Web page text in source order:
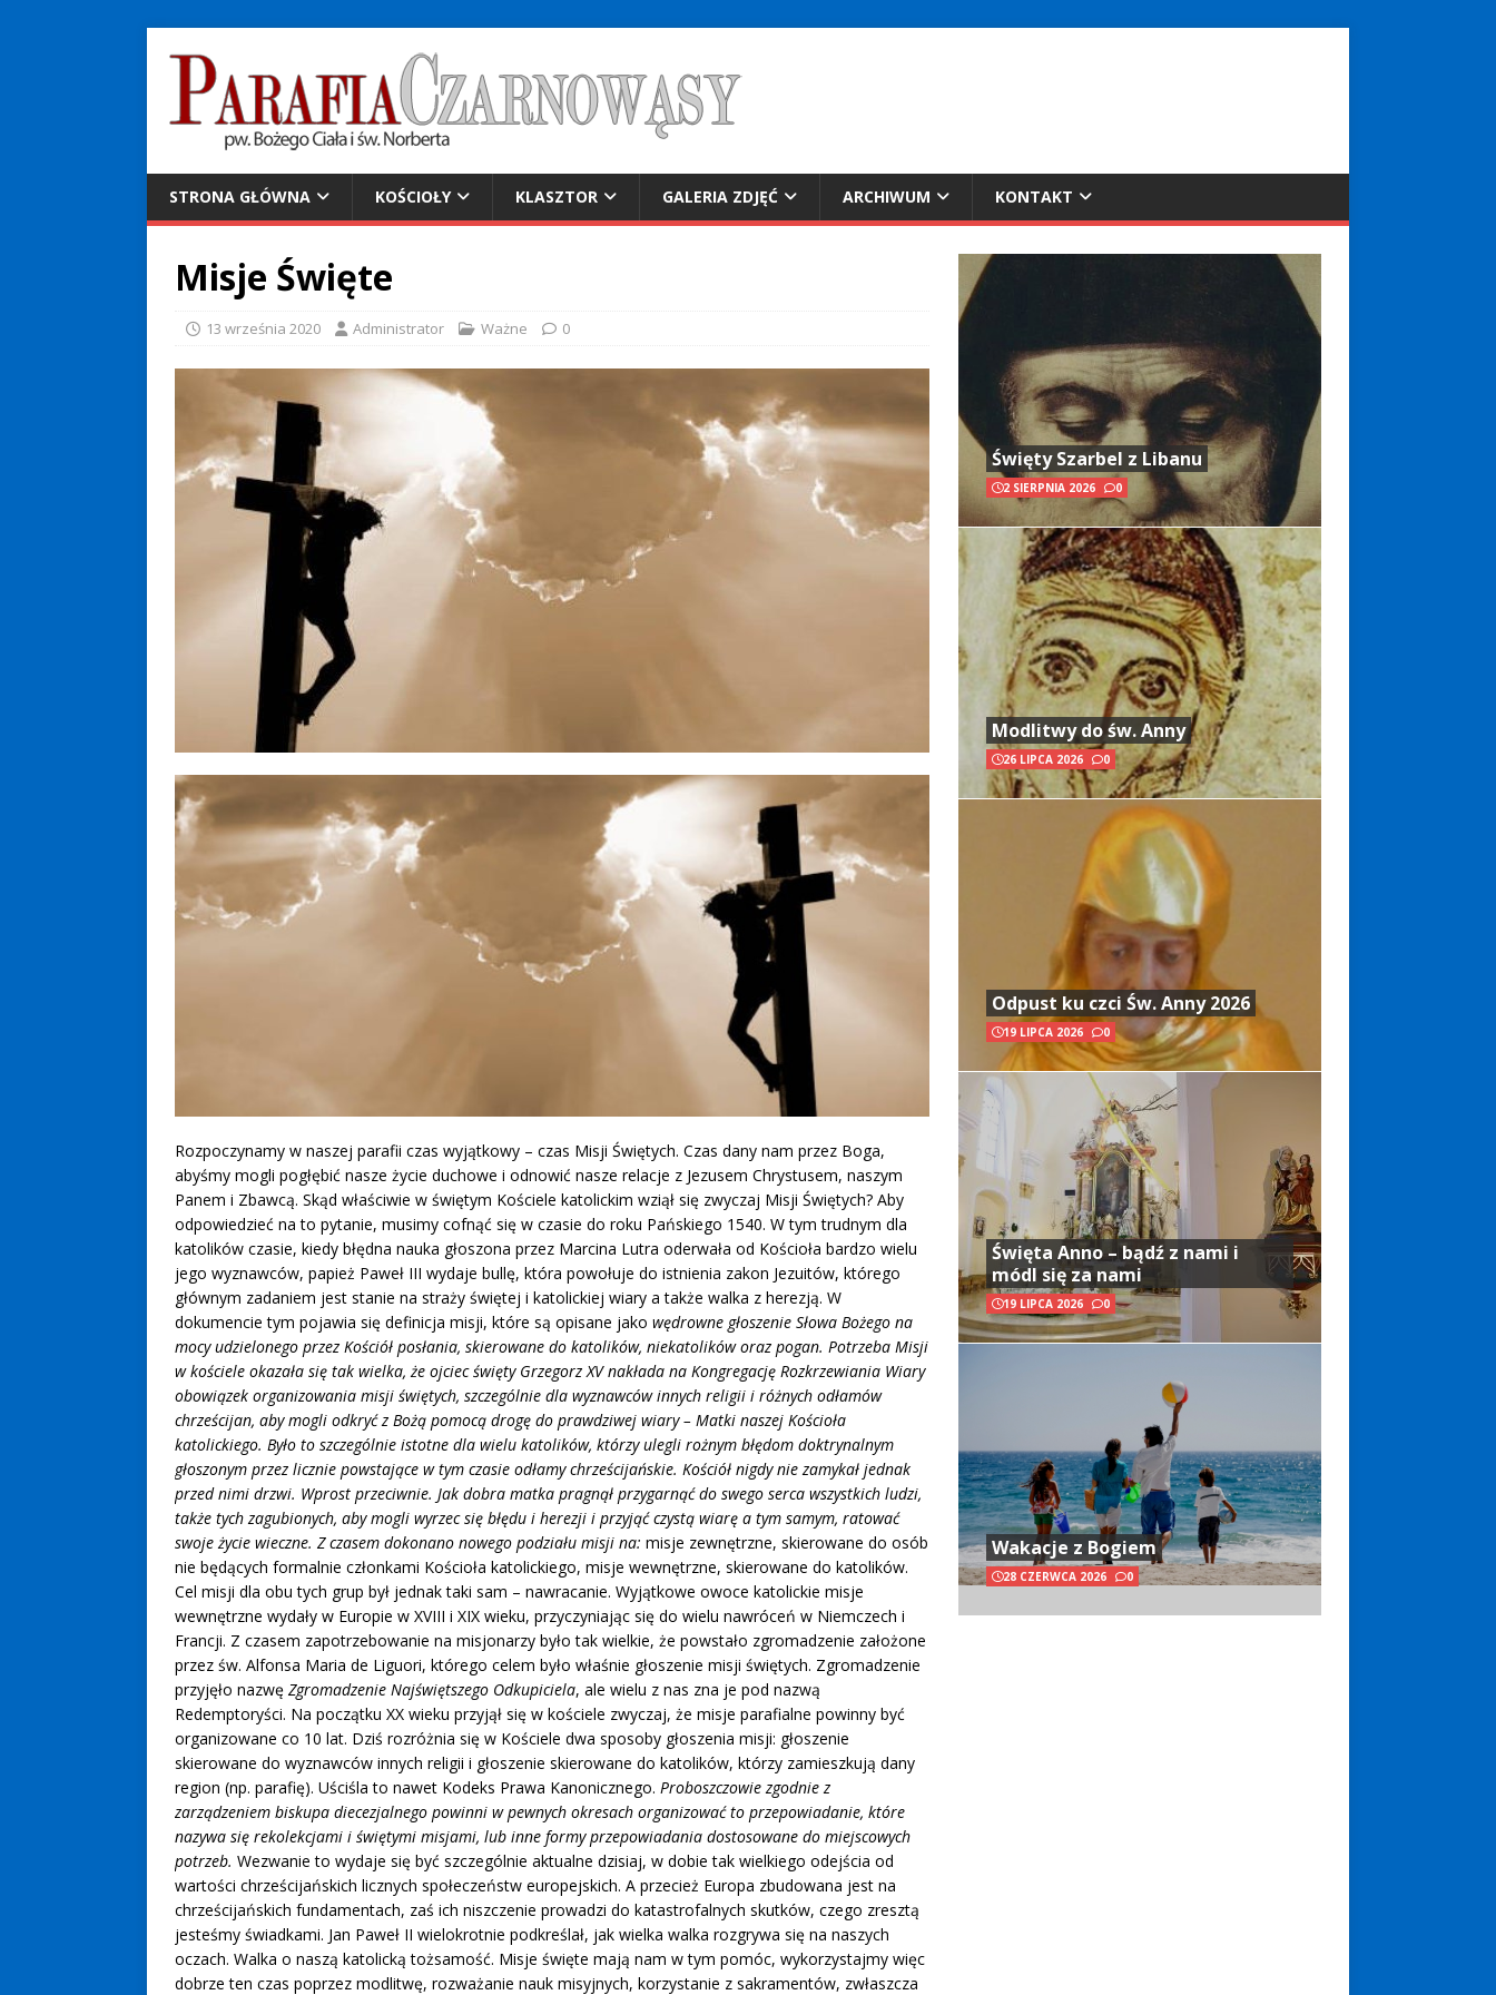
STRONA GŁÓWNA KOŚCIOŁY KLASZTOR GALERIA ZDJĘĆ ARCHIWUM KONTAKT
Misje Święte
13 września 2020 Administrator Ważne 0
Rozpoczynamy w naszej parafii czas wyjątkowy – czas Misji Świętych. Czas dany nam przez Boga,
abyśmy mogli pogłębić nasze życie duchowe i odnowić nasze relacje z Jezusem Chrystusem, naszym
Panem i Zbawcą. Skąd właściwie w świętym Kościele katolickim wziął się zwyczaj Misji Świętych? Aby
odpowiedzieć na to pytanie, musimy cofnąć się w czasie do roku Pańskiego 1540. W tym trudnym dla
katolików czasie, kiedy błędna nauka głoszona przez Marcina Lutra oderwała od Kościoła bardzo wielu
jego wyznawców, papież Paweł III wydaje bullę, która powołuje do istnienia zakon Jezuitów, którego
głównym zadaniem jest stanie na straży świętej i katolickiej wiary a także walka z herezją. W
dokumencie tym pojawia się definicja misji, które są opisane jako wędrowne głoszenie Słowa Bożego na
mocy udzielonego przez Kościół posłania, skierowane do katolików, niekatolików oraz pogan. Potrzeba Misji
w kościele okazała się tak wielka, że ojciec święty Grzegorz XV nakłada na Kongregację Rozkrzewiania Wiary
obowiązek organizowania misji świętych, szczególnie dla wyznawców innych religii i różnych odłamów
chrześcijan, aby mogli odkryć z Bożą pomocą drogę do prawdziwej wiary – Matki naszej Kościoła
katolickiego. Było to szczególnie istotne dla wielu katolików, którzy ulegli rożnym błędom doktrynalnym
głoszonym przez licznie powstające w tym czasie odłamy chrześcijańskie. Kościół nigdy nie zamykał jednak
przed nimi drzwi. Wprost przeciwnie. Jak dobra matka pragnął przygarnąć do swego serca wszystkich ludzi,
także tych zagubionych, aby mogli wyrzec się błędu i herezji i przyjąć czystą wiarę a tym samym, ratować
swoje życie wieczne. Z czasem dokonano nowego podziału misji na: misje zewnętrzne, skierowane do osób
nie będących formalnie członkami Kościoła katolickiego, misje wewnętrzne, skierowane do katolików.
Cel misji dla obu tych grup był jednak taki sam – nawracanie. Wyjątkowe owoce katolickie misje
wewnętrzne wydały w Europie w XVIII i XIX wieku, przyczyniając się do wielu nawróceń w Niemczech i
Francji. Z czasem zapotrzebowanie na misjonarzy było tak wielkie, że powstało zgromadzenie założone
przez św. Alfonsa Maria de Liguori, którego celem było właśnie głoszenie misji świętych. Zgromadzenie
przyjęło nazwę Zgromadzenie Najświętszego Odkupiciela, ale wielu z nas zna je pod nazwą
Redemptoryści. Na początku XX wieku przyjął się w kościele zwyczaj, że misje parafialne powinny być
organizowane co 10 lat. Dziś rozróżnia się w Kościele dwa sposoby głoszenia misji: głoszenie
skierowane do wyznawców innych religii i głoszenie skierowane do katolików, którzy zamieszkują dany
region (np. parafię). Uściśla to nawet Kodeks Prawa Kanonicznego. Proboszczowie zgodnie z
zarządzeniem biskupa diecezjalnego powinni w pewnych okresach organizować to przepowiadanie, które
nazywa się rekolekcjami i świętymi misjami, lub inne formy przepowiadania dostosowane do miejscowych
potrzeb. Wezwanie to wydaje się być szczególnie aktualne dzisiaj, w dobie tak wielkiego odejścia od
wartości chrześcijańskich licznych społeczeństw europejskich. A przecież Europa zbudowana jest na
chrześcijańskich fundamentach, zaś ich niszczenie prowadzi do katastrofalnych skutków, czego zresztą
jesteśmy świadkami. Jan Paweł II wielokrotnie podkreślał, jak wielka walka rozgrywa się na naszych
oczach. Walka o naszą katolicką tożsamość. Misje święte mają nam w tym pomóc, wykorzystajmy więc
dobrze ten czas poprzez modlitwę, rozważanie nauk misyjnych, korzystanie z sakramentów, zwłaszcza
Święty Szarbel z Libanu
2 SIERPNIA 2026 0
Modlitwy do św. Anny
26 LIPCA 2026 0
Odpust ku czci Św. Anny 2026
19 LIPCA 2026 0
Święta Anno – bądź z nami i
módl się za nami
19 LIPCA 2026 0
Wakacje z Bogiem
28 CZERWCA 2026 0